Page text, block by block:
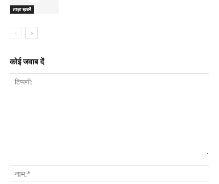
ताज़ा ख़बरें
कोई जवाब दें